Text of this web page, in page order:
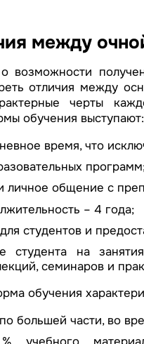
между
возможности
отличия между
черты
обучения выступают:
время, что
личное общение с
– 4 года;
студентов и
студента на
семинаров и
обучения
большей части, во